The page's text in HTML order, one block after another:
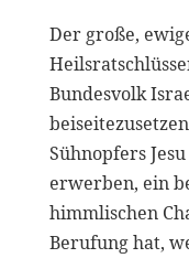
Der große,
Bundesvolk
Sühnopfers
erwerben, ein
himmlischen
Berufung hat,